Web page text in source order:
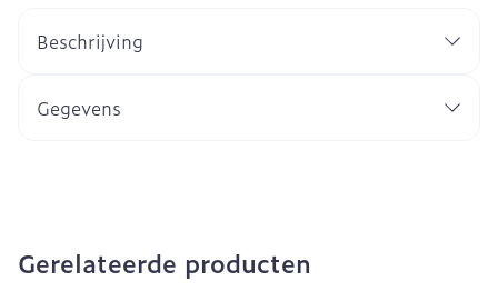
Beschrijving
Gegevens
Gerelateerde producten